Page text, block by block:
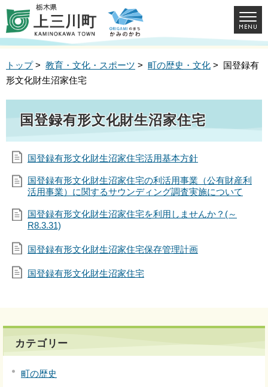
トップ> 教育・文化・スポーツ > 町の歴史・文化 > 国登録有
形文化財生沼家住宅
国登録有形文化財生沼家住宅
国登録有形文化財生沼家住宅活用基本方針
国登録有形文化財生沼家住宅の利活用事業（公有財産利
活用事業）に関するサウンディング調査実施について
国登録有形文化財生沼家住宅を利用しませんか？(～
R8.3.31)
国登録有形文化財生沼家住宅保存管理計画
国登録有形文化財生沼家住宅
カテゴリー
町の歴史